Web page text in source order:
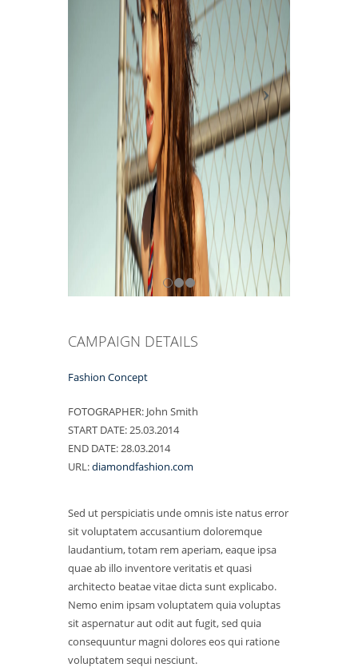
CAMPAIGN DETAILS
Fashion Concept
FOTOGRAPHER: John Smith
START DATE:25.03.2014
END DATE:28.03.2014
URL:diamondfashion.com
Sed ut perspiciatis unde omnis iste natus error
sit voluptatem accusantium doloremque
laudantium, totam rem aperiam, eaque ipsa
quae ab illo inventore veritatis et quasi
architecto beatae vitae dicta sunt explicabo.
Nemo enim ipsam voluptatem quia voluptas
sit aspernatur aut odit aut fugit, sed quia
consequuntur magni dolores eos qui ratione
voluptatem sequi nesciunt.